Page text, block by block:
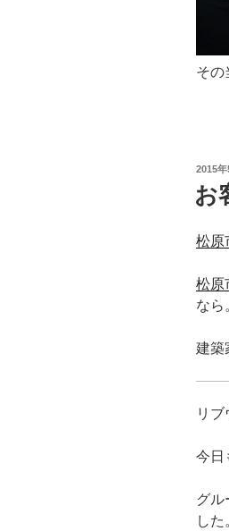
その
投
日:
2015年
お
松原
松原
なら
建築
リブ
今日
グル
した